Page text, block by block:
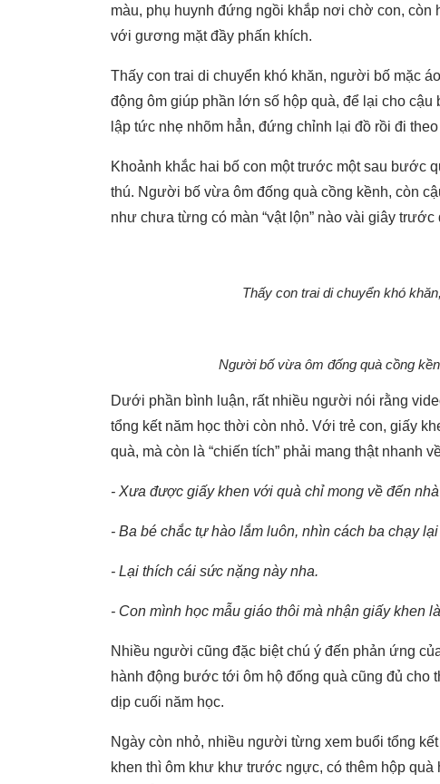
màu, phụ huynh đứng ngồi khắp nơi chờ con,
với gương mặt đầy phấn khích.
Thấy con trai di chuyển khó khăn, người bố mặc
động ôm giúp phần lớn số hộp quà, để lại cho cậu
lập tức nhẹ nhõm hẳn, đứng chỉnh lại đồ rồi đi
Khoảnh khắc hai bố con một trước một sau bước
thú. Người bố vừa ôm đống quà cồng kềnh, còn
như chưa từng có màn “vật lộn” nào vài giây trước
Thấy con trai di chuyển khó
Người bố vừa ôm đống quà cồng
Dưới phần bình luận, rất nhiều người nói rằng
tổng kết năm học thời còn nhỏ. Với trẻ con, giấy
quà, mà còn là “chiến tích” phải mang thật nhanh
- Xưa được giấy khen với quà chỉ mong về đến
- Ba bé chắc tự hào lắm luôn, nhìn cách ba chạy
- Lại thích cái sức nặng này nha.
- Con mình học mẫu giáo thôi mà nhận giấy khen
Nhiều người cũng đặc biệt chú ý đến phản ứng
hành động bước tới ôm hộ đống quà cũng đủ cho
dịp cuối năm học.
Ngày còn nhỏ, nhiều người từng xem buổi tổng
khen thì ôm khư khư trước ngực, có thêm hộp